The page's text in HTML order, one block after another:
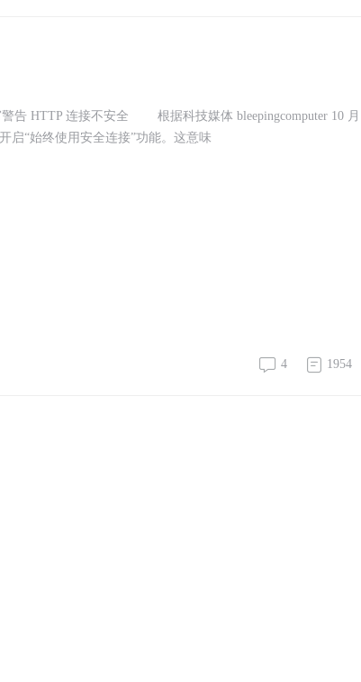
警告 HTTP 连接不安全 根据科技媒体 bleepingcomputer 10
启“始终使用安全连接”功能。这意味
4 1954